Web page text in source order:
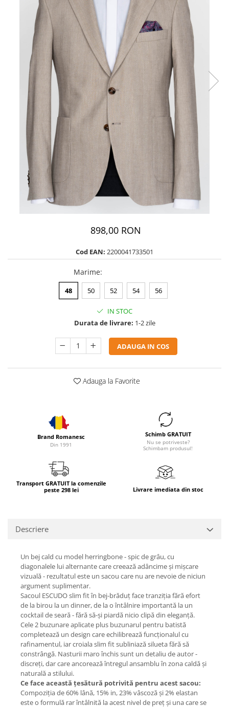
898,00 RON
Cod EAN: 2200041733501
Marime:
48 50 52 54 56
IN STOC
Durata de livrare: 1-2 zile
ADAUGA IN COS
Adauga la Favorite
Brand Romanesc
Din 1991
Schimb GRATUIT
Nu se potriveste?
Schimbam produsul!
Transport GRATUIT la comenzile
peste 298 lei
Livrare imediata din stoc
Descriere
Un bej cald cu model herringbone - spic de grâu, cu
diagonalele lui alternante care creează adâncime și mișcare
vizuală - rezultatul este un sacou care nu are nevoie de niciun
argument suplimentar.
Sacoul ESCUDO slim fit în bej-brăduț face tranziția fără efort
de la birou la un dinner, de la o întâlnire importantă la un
cocktail de seară - fără să-și piardă nicio clipă din eleganță.
Cele 2 buzunare aplicate plus buzunarul pentru batistă
completează un design care echilibrează funcționalul cu
rafinamentul, iar croiala slim fit subliniază silueta fără să
constrângă. Nasturii maro închis sunt un detaliu de autor -
discreți, dar care ancorează întregul ansamblu în zona caldă și
naturală a stilului.
Ce face această țesătură potrivită pentru acest sacou:
Compoziția de 60% lână, 15% in, 23% vâscoză și 2% elastan
este o formulă rar întâlnită la acest nivel de preț și una care se